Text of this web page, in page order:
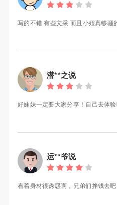
写的不错 有些文采 而且小妞真够骚
潜**之说
好妹妹一定要大家分享！自己去体验
运**爷说
看着身材很诱惑啊，兄弟们挣钱去吧